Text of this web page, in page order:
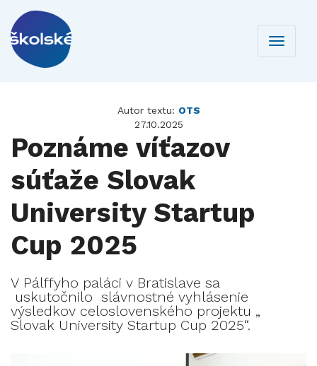
Toggle
Autor textu: OTS
27.10.2025
Poznáme víťazov
súťaže Slovak
University Startup
Cup 2025
V Pálffyho paláci v Bratislave sa
uskutočnilo slávnostné vyhlásenie
výsledkov celoslovenského projektu „
Slovak University Startup Cup 2025“.